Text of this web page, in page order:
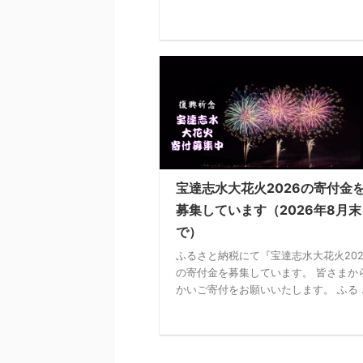
宝達志水大花火2026の寄付金
募集しています（2026年8月末
で）
ふるさと納税にて『宝達志水大花火
の寄付金を募集しています。 皆さまか
かいご寄付をお願いいたします。 ふる